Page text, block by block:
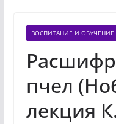
ВОСПИТАНИЕ И ОБУЧЕНИЕ
пчел
лекция